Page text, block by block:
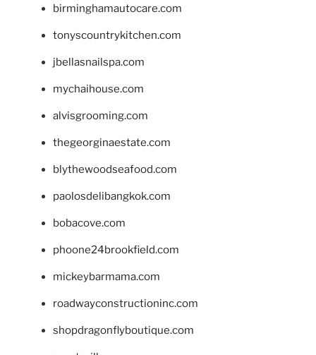
birminghamautocare.com
tonyscountrykitchen.com
jbellasnailspa.com
mychaihouse.com
alvisgrooming.com
thegeorginaestate.com
blythewoodseafood.com
paolosdelibangkok.com
bobacove.com
phoone24brookfield.com
mickeybarmama.com
roadwayconstructioninc.com
shopdragonflyboutique.com